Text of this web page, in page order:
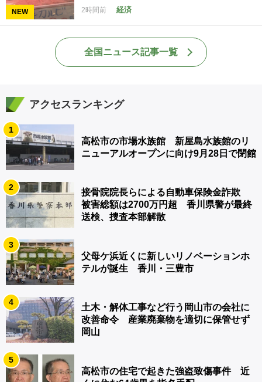
NEW 2時間前 経済
全国ニュース記事一覧
アクセスランキング
1
高松市の市場水族館 新屋島水族館のリ
ニューアルオープンに向け9月28日で閉館
2
接骨院院長らによる自動車保険金詐欺
被害総額は2700万円超 香川県警が最終
送検、捜査本部解散
3
父母ケ浜近くに新しいリノベーションホ
テルが誕生 香川・三豊市
4
土木・解体工事など行う岡山市の会社に
改善命令 産業廃棄物を適切に保管せず
岡山
5
高松市の住宅で起きた強盗致傷事件 近